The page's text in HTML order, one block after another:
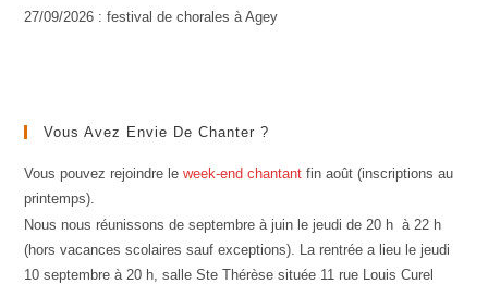
27/09/2026 : festival de chorales à Agey
Vous Avez Envie De Chanter ?
Vous pouvez rejoindre leweek-end chantant fin août (inscriptions au
printemps).
Nous nous réunissons de septembre à juin le jeudi de 20 h à 22 h
(hors vacances scolaires sauf exceptions). La rentrée a lieu le jeudi
10 septembre à 20 h, salle Ste Thérèse située 11 rue Louis Curel